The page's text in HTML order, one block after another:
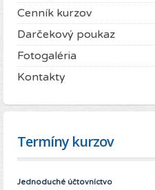
Cenník kurzov
Darčekový poukaz
Fotogaléria
Kontakty
Termíny kurzov
Jednoduché účtovníctvo